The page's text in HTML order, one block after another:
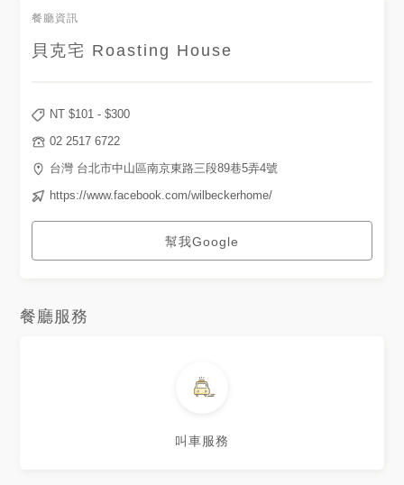
餐廳資訊
貝克宅 Roasting House
NT $101 - $300
02 2517 6722
台灣 台北市中山區南京東路三段89巷5弄4號
https://www.facebook.com/wilbeckerhome/
幫我Google
餐廳服務
叫車服務